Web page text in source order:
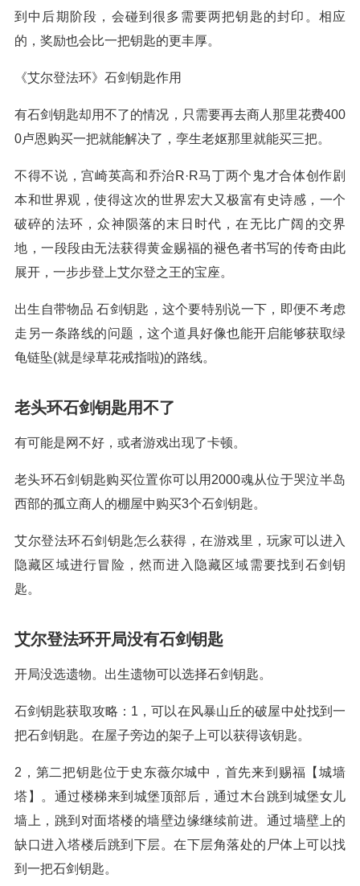
到中后期阶段，会碰到很多需要两把钥匙的封印。相应
的，奖励也会比一把钥匙的更丰厚。
《艾尔登法环》石剑钥匙作用
有石剑钥匙却用不了的情况，只需要再去商人那里花费400
0卢恩购买一把就能解决了，孪生老妪那里就能买三把。
不得不说，宫崎英高和乔治R·R马丁两个鬼才合体创作剧
本和世界观，使得这次的世界宏大又极富有史诗感，一个
破碎的法环，众神陨落的末日时代，在无比广阔的交界
地，一段段由无法获得黄金赐福的褪色者书写的传奇由此
展开，一步步登上艾尔登之王的宝座。
出生自带物品 石剑钥匙，这个要特别说一下，即便不考虑
走另一条路线的问题，这个道具好像也能开启能够获取绿
龟链坠(就是绿草花戒指啦)的路线。
老头环石剑钥匙用不了
有可能是网不好，或者游戏出现了卡顿。
老头环石剑钥匙购买位置你可以用2000魂从位于哭泣半岛
西部的孤立商人的棚屋中购买3个石剑钥匙。
艾尔登法环石剑钥匙怎么获得，在游戏里，玩家可以进入
隐藏区域进行冒险，然而进入隐藏区域需要找到石剑钥
匙。
艾尔登法环开局没有石剑钥匙
开局没选遗物。出生遗物可以选择石剑钥匙。
石剑钥匙获取攻略：1，可以在风暴山丘的破屋中处找到一
把石剑钥匙。在屋子旁边的架子上可以获得该钥匙。
2，第二把钥匙位于史东薇尔城中，首先来到赐福【城墙
塔】。通过楼梯来到城堡顶部后，通过木台跳到城堡女儿
墙上，跳到对面塔楼的墙壁边缘继续前进。通过墙壁上的
缺口进入塔楼后跳到下层。在下层角落处的尸体上可以找
到一把石剑钥匙。